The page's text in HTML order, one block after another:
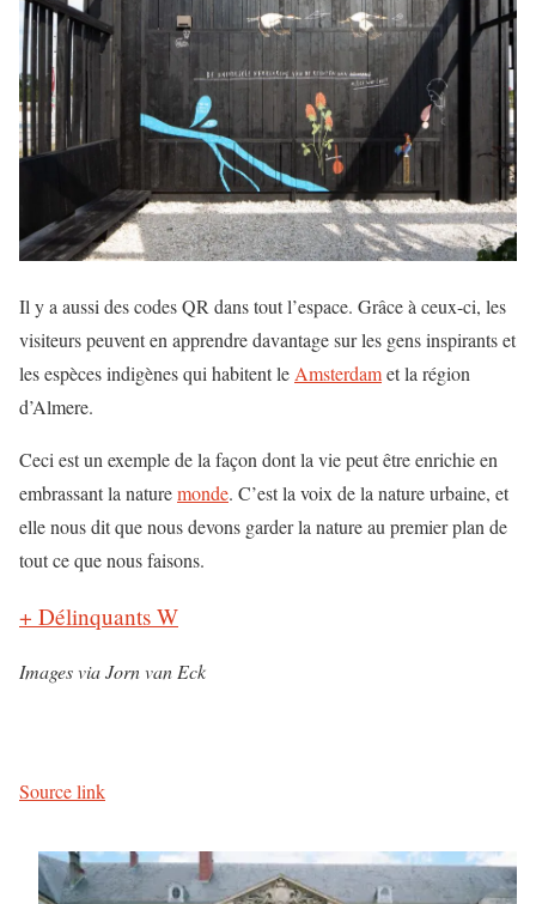
Il y a aussi des codes QR dans tout l’espace. Grâce à ceux-ci, les
visiteurs peuvent en apprendre davantage sur les gens inspirants et
les espèces indigènes qui habitent leAmsterdamet la région
d’Almere.
Ceci est un exemple de la façon dont la vie peut être enrichie en
embrassant la naturemonde. C’est la voix de la nature urbaine, et
elle nous dit que nous devons garder la nature au premier plan de
tout ce que nous faisons.
+ Délinquants W
Images via Jorn van Eck
Source link